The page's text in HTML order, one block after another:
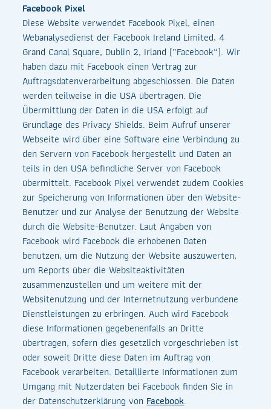
Facebook Pixel
Diese Website verwendet Facebook Pixel, einen
Webanalysedienst der Facebook Ireland Limited, 4
Grand Canal Square, Dublin 2, Irland („Facebook“). Wir
haben dazu mit Facebook einen Vertrag zur
Auftragsdatenverarbeitung abgeschlossen. Die Daten
werden teilweise in die USA übertragen. Die
Übermittlung der Daten in die USA erfolgt auf
Grundlage des Privacy Shields. Beim Aufruf unserer
Webseite wird über eine Software eine Verbindung zu
den Servern von Facebook hergestellt und Daten an
teils in den USA befindliche Server von Facebook
übermittelt. Facebook Pixel verwendet zudem Cookies
zur Speicherung von Informationen über den Website-
Benutzer und zur Analyse der Benutzung der Website
durch die Website-Benutzer. Laut Angaben von
Facebook wird Facebook die erhobenen Daten
benutzen, um die Nutzung der Website auszuwerten,
um Reports über die Websiteaktivitäten
zusammenzustellen und um weitere mit der
Websitenutzung und der Internetnutzung verbundene
Dienstleistungen zu erbringen. Auch wird Facebook
diese Informationen gegebenenfalls an Dritte
übertragen, sofern dies gesetzlich vorgeschrieben ist
oder soweit Dritte diese Daten im Auftrag von
Facebook verarbeiten. Detaillierte Informationen zum
Umgang mit Nutzerdaten bei Facebook finden Sie in
der Datenschutzerklärung von Facebook.